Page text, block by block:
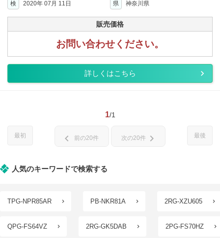
検 2020年 07月 11日 県 神奈川県
販売価格
お問い合わせください。
詳しくはこちら
1/1
最初 最後
chevron_left 前の20件 次の20件 chevron_right
人気のキーワードで検索する
TPG-NPR85AR PB-NKR81A 2RG-XZU605
QPG-FS64VZ 2RG-GK5DAB 2PG-FS70HZ